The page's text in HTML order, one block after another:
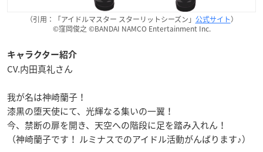
（引用：「アイドルマスター スターリットシーズン」 公式サイト）
©窪岡俊之 ©BANDAI NAMCO Entertainment Inc.
キャラクター紹介
CV.内田真礼さん
我が名は神崎蘭子！
漆黒の堕天使にて、光輝なる集いの一翼！
今、禁断の扉を開き、天空への階段に足を踏み入れん！
（神崎蘭子です！ ルミナスでのアイドル活動がんばります♪）